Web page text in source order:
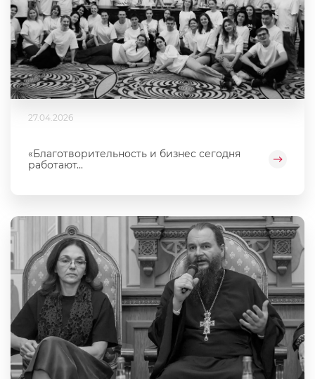
27.04.2026
«Благотворительность и бизнес сегодня
работают...